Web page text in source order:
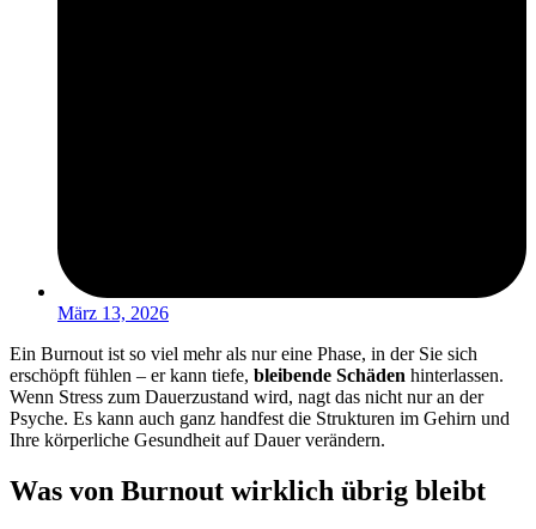
März 13, 2026
Ein Burnout ist so viel mehr als nur eine Phase, in der Sie sich
erschöpft fühlen – er kann tiefe, bleibende Schäden hinterlassen.
Wenn Stress zum Dauerzustand wird, nagt das nicht nur an der
Psyche. Es kann auch ganz handfest die Strukturen im Gehirn und
Ihre körperliche Gesundheit auf Dauer verändern.
Was von Burnout wirklich übrig bleibt